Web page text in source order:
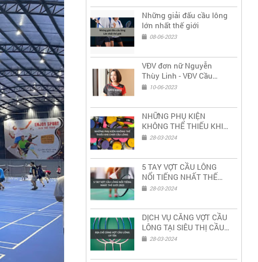
Những giải đấu cầu lông
lớn nhất thế giới
08-06-2023
VĐV đơn nữ Nguyễn
Thùy Linh - VĐV Cầu
Lông nữ số 1 Việt Nam
10-06-2023
NHỮNG PHỤ KIỆN
KHÔNG THỂ THIẾU KHI
CHƠI CẦU LÔNG
28-03-2024
5 TAY VỢT CẦU LÔNG
NỔI TIẾNG NHẤT THẾ
GIỚI 2023
28-03-2024
DỊCH VỤ CĂNG VỢT CẦU
LÔNG TẠI SIÊU THỊ CẦU
LÔNG
28-03-2024